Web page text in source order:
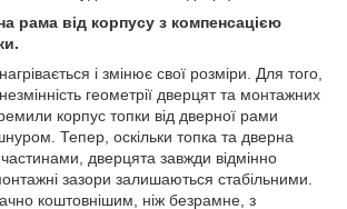
рама від корпусу з компенсацією
і змінює свої розміри. Для того,
геометрії дверцят та монтажних
корпус топки від дверної рами
Тепер, оскільки топка та дверна
дверцята завжди відмінно
зазори залишаються стабільними.
коштовнішим, ніж безрамне, з